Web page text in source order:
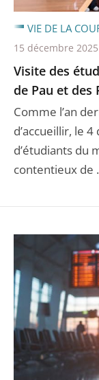
Visite des
de Pau et des
Comme l’an
d’accueillir, le
d’étudiants du
contentieux de
VIE DE LA
15 décembre 2025